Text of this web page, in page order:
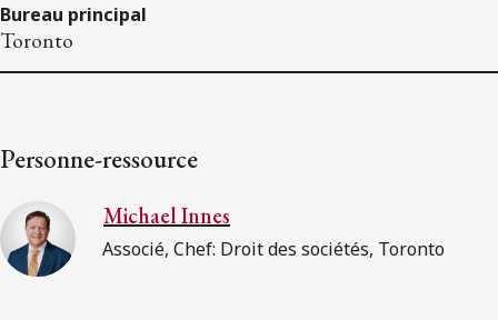
Bureau principal
Toronto
Personne-ressource
Michael Innes
Associé, Chef: Droit des sociétés, Toronto